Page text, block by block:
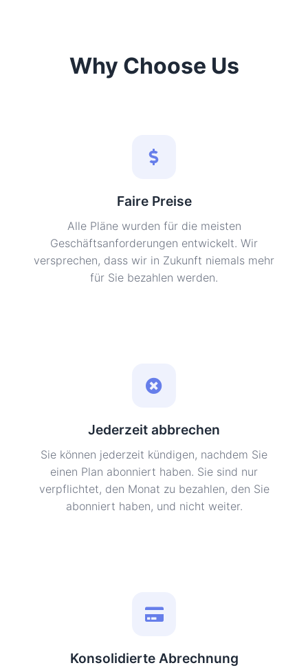
Why Choose Us
Faire Preise
Alle Pläne wurden für die meisten
Geschäftsanforderungen entwickelt. Wir
versprechen, dass wir in Zukunft niemals mehr
für Sie bezahlen werden.
Jederzeit abbrechen
Sie können jederzeit kündigen, nachdem Sie
einen Plan abonniert haben. Sie sind nur
verpflichtet, den Monat zu bezahlen, den Sie
abonniert haben, und nicht weiter.
Konsolidierte Abrechnung